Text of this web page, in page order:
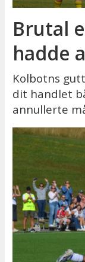
Brutal
hadde
Kolbotns
dit handlet
annullerte